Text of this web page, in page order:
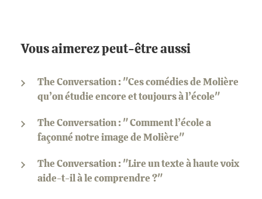
Vous aimerez peut-être aussi
The Conversation : "Ces comédies de Molière
qu’on étudie encore et toujours à l’école"
The Conversation : " Comment l’école a
façonné notre image de Molière"
The Conversation : "Lire un texte à haute voix
aide-t-il à le comprendre ?"